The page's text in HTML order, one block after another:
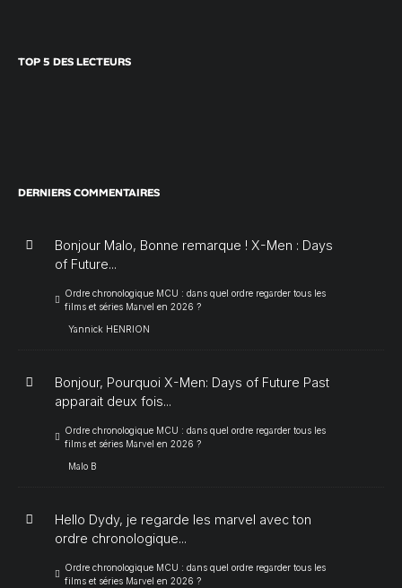
TOP 5 DES LECTEURS
DERNIERS COMMENTAIRES
Bonjour Malo, Bonne remarque ! X-Men : Days
of Future...
Ordre chronologique MCU : dans quel ordre regarder tous les
films et séries Marvel en 2026 ?
Yannick HENRION
Bonjour, Pourquoi X-Men: Days of Future Past
apparait deux fois...
Ordre chronologique MCU : dans quel ordre regarder tous les
films et séries Marvel en 2026 ?
Malo B
Hello Dydy, je regarde les marvel avec ton
ordre chronologique...
Ordre chronologique MCU : dans quel ordre regarder tous les
films et séries Marvel en 2026 ?